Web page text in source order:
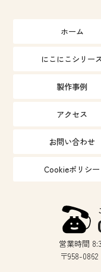
ホーム
にこにこシリー
製作事例
アクセス
お問い合わせ
Cookieポリシー
営業時間
〒958-0862